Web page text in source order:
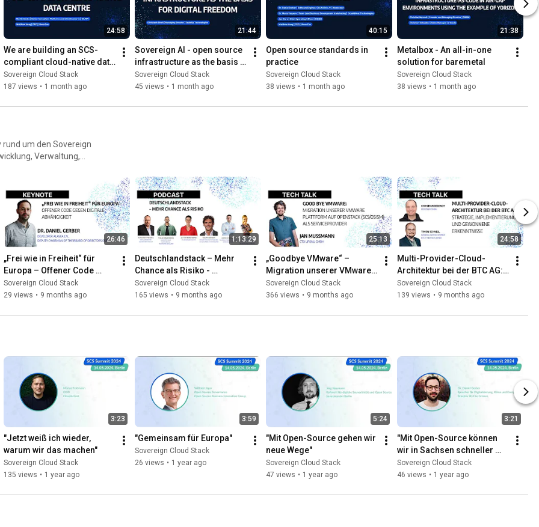
souveräne Cloud-
24:58
We are building an SCS-
compliant cloud-native data
centre
Sovereign Cloud Stack
187 views • 1 month ago
21:44
Sovereign AI - open source
infrastructure as the basis
for digital freedom
Sovereign Cloud Stack
45 views • 1 month ago
40:15
Open source standards in
practice
Sovereign Cloud Stack
38 views • 1 month ago
21:38
Metalbox - An all-in-one
solution for baremetal
Sovereign Cloud Stack
38 views • 1 month ago
um den Sovereign
Verwaltung,
und die
26:46
„Frei wie in Freiheit“ für
Europa – Offener Code
gegen Digitale Abhängigkeit
(SCS Summit 2025)
Sovereign Cloud Stack
29 views • 9 months ago
1:13:29
Deutschlandstack – Mehr
Chance als Risiko -
eGovernment Podcast (SCS
Summit 2025)
Sovereign Cloud Stack
165 views • 9 months ago
25:13
„Goodbye VMware“ –
Migration unserer VMware
Plattform auf OpenStack
(SCS/OSISM) als
Sovereign Cloud Stack
366 views • 9 months ago
24:58
Multi-Provider-Cloud-
Architektur bei der BTC AG:
Strategie, Implementierung
& gewonnene Erkenntnisse
Sovereign Cloud Stack
139 views • 9 months ago
3:23
"Jetzt weiß ich wieder,
warum wir das machen"
Sovereign Cloud Stack
135 views • 1 year ago
3:59
"Gemeinsam für Europa"
Sovereign Cloud Stack
26 views • 1 year ago
5:24
"Mit Open-Source gehen wir
neue Wege"
Sovereign Cloud Stack
47 views • 1 year ago
3:21
"Mit Open-Source können
wir in Sachsen schneller
vorwärts kommen"
Sovereign Cloud Stack
46 views • 1 year ago